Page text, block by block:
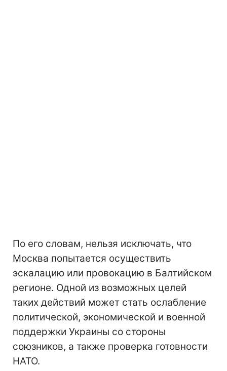
По его словам, нельзя исключать, что
Москва попытается осуществить
эскалацию или провокацию в Балтийском
регионе. Одной из возможных целей
таких действий может стать ослабление
политической, экономической и военной
поддержки Украины со стороны
союзников, а также проверка готовности
НАТО.